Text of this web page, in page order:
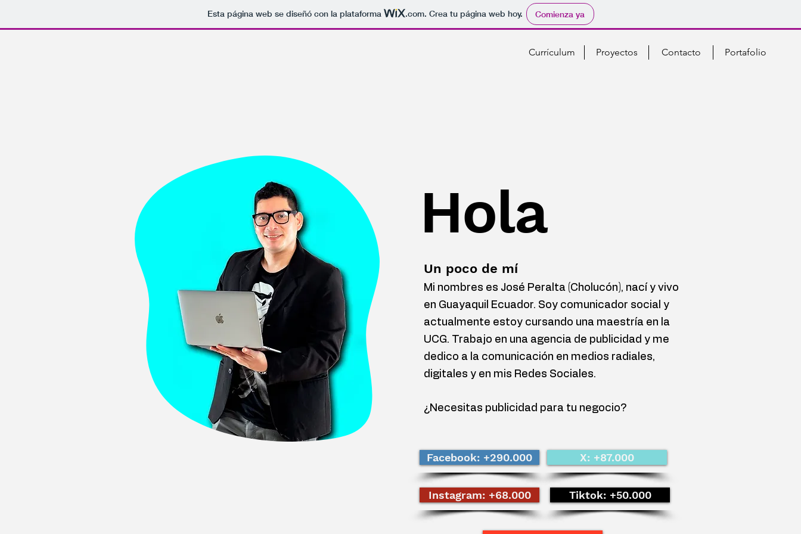
Esta página web se diseñó con la plataforma .com. Crea tu página web hoy. Comienza ya
Currículum Proyectos Contacto Portafolio
Hola
Un poco de mí
Mi nombres es José Peralta (Cholucón), nací y vivo
en Guayaquil Ecuador. Soy comunicador social y
actualmente estoy cursando una maestría en la
UCG. Trabajo en una agencia de publicidad y me
dedico a la comunicación en medios radiales,
digitales y en mis Redes Sociales.
¿Necesitas publicidad para tu negocio?
Facebook: +290.000 X: +87.000
Instagram: +68.000 Tiktok: +50.000